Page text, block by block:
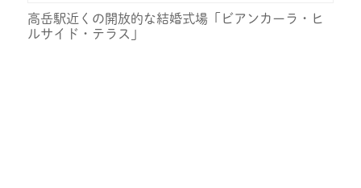
高岳駅近くの開放的な結婚式場「ビアンカーラ・ヒ
ルサイド・テラス」